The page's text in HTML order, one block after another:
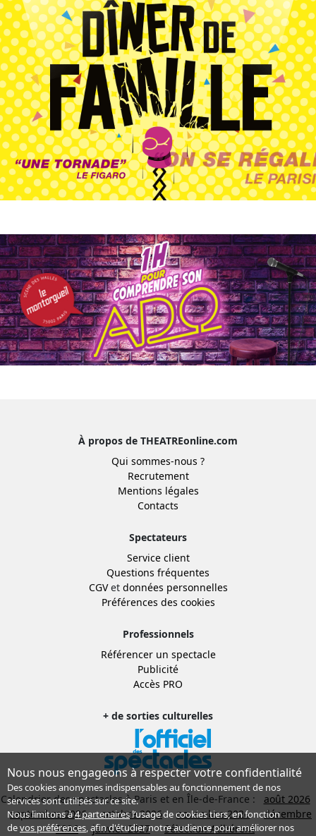
À propos de THEATREonline.com
Qui sommes-nous ?
Recrutement
Mentions légales
Contacts
Spectateurs
Service client
Questions fréquentes
CGVet données personnelles
Préférences des cookies
Professionnels
Référencer un spectacle
Publicité
Accès PRO
+ de sorties culturelles
Calendrier des spectacles à Paris et en Île-de-France :
août 2026
septembre 2026
octobre 2026 novembre 2026
décembre
2026
janvier 2027 Sélection Adhérent
Nous nous engageons à respecter votre confidentialité
Des cookies anonymes indispensables au fonctionnement de nos
services sont utilisés sur ce site.
Nous limitons à4 partenairesl’usage de cookies tiers, en fonction
devos préférences, afin d'étudier notre audience pour améliorer nos